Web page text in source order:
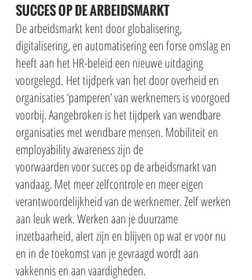
SUCCES OP DE ARBEIDSMARKT
De arbeidsmarkt kent door globalisering,
digitalisering, en automatisering een forse omslag en
heeft aan het HR-beleid een nieuwe uitdaging
voorgelegd. Het tijdperk van het door overheid en
organisaties ‘pamperen’ van werknemers is voorgoed
voorbij. Aangebroken is het tijdperk van wendbare
organisaties met wendbare mensen. Mobiliteit en
employability awareness zijn de
voorwaarden voor succes op de arbeidsmarkt van
vandaag. Met meer zelfcontrole en meer eigen
verantwoordelijkheid van de werknemer. Zelf werken
aan leuk werk. Werken aan je duurzame
inzetbaarheid, alert zijn en blijven op wat er voor nu
en in de toekomst van je gevraagd wordt aan
vakkennis en aan vaardigheden.